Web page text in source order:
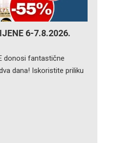
6-7.8.2026.
donosi fantastične
dana! Iskoristite priliku